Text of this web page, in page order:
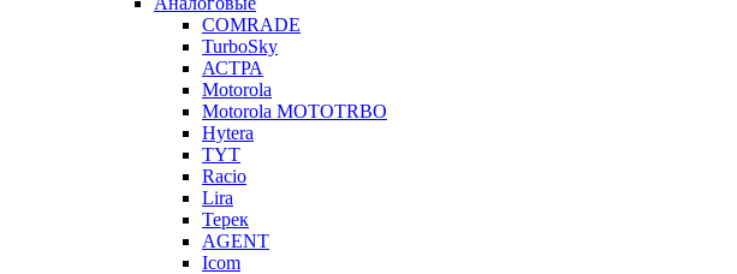
COMRADE
TurboSky
АСТРА
Motorola
Motorola MOTOTRBO
Hytera
TYT
Racio
Lira
Терек
AGENT
Icom